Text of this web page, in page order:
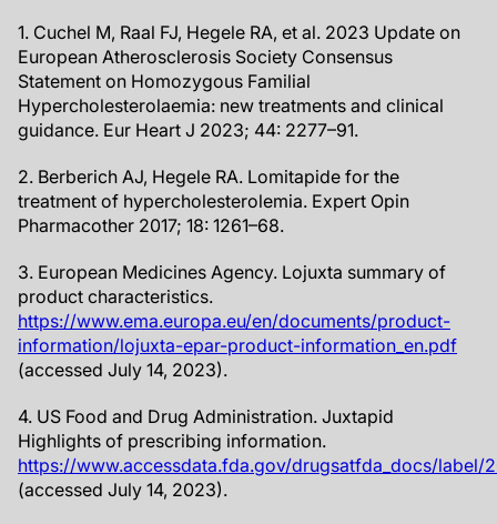
1. Cuchel M, Raal FJ, Hegele RA, et al. 2023 Update on
European Atherosclerosis Society Consensus
Statement on Homozygous Familial
Hypercholesterolaemia: new treatments and clinical
guidance. Eur Heart J 2023; 44: 2277–91.
2. Berberich AJ, Hegele RA. Lomitapide for the
treatment of hypercholesterolemia. Expert Opin
Pharmacother 2017; 18: 1261–68.
3. European Medicines Agency. Lojuxta summary of
product characteristics.
https://www.ema.europa.eu/en/documents/product-
information/lojuxta-epar-product-information_en.pdf
(accessed July 14, 2023).
4. US Food and Drug Administration. Juxtapid
Highlights of prescribing information.
https://www.accessdata.fda.gov/drugsatfda_docs/label/
(accessed July 14, 2023).